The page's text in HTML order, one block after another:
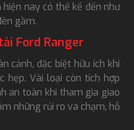
hiện nay có thể kể đến như
gầm.
Ford Ranger
cảnh, đặc biệt hữu ích khi
hẹp. Vài loại còn tích hợp
an toàn khi tham gia giao
những rủi ro va chạm, hỗ